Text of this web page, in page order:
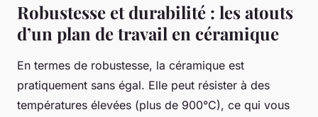
Robustesse et durabilité : les atouts
d’un plan de travail en céramique
En termes de robustesse, la céramique est
pratiquement sans égal. Elle peut résister à des
températures élevées (plus de 900°C), ce qui vous